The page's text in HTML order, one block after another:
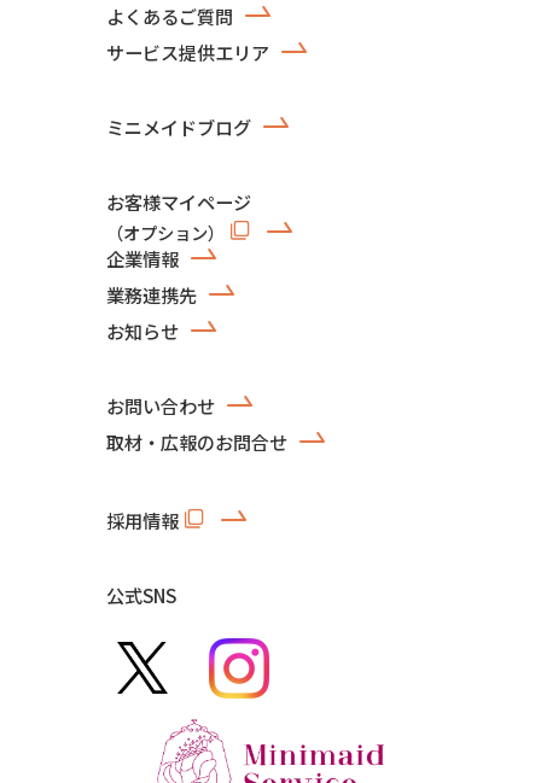
よくあるご質問
サービス提供エリア
ミニメイドブログ
お客様マイページ
（オプション）
企業情報
業務連携先
お知らせ
お問い合わせ
取材・広報のお問合せ
採用情報
公式SNS